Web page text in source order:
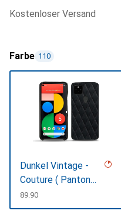
kostenloser Versand
Farbe 110
Dunkel Vintage -
Couture ( Pantone
#050505 )
CHF
89.90